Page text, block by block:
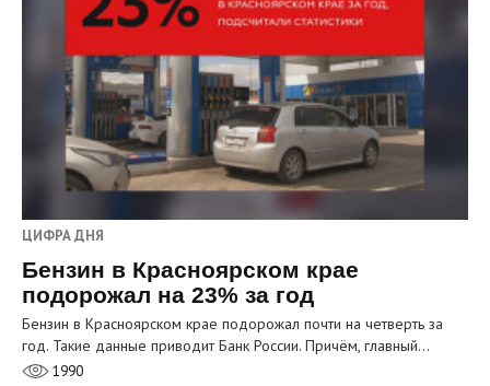
ЦИФРА ДНЯ
Бензин в Красноярском крае
подорожал на 23% за год
Бензин в Красноярском крае подорожал почти на четверть за
год. Такие данные приводит Банк России. Причём, главный…
1990